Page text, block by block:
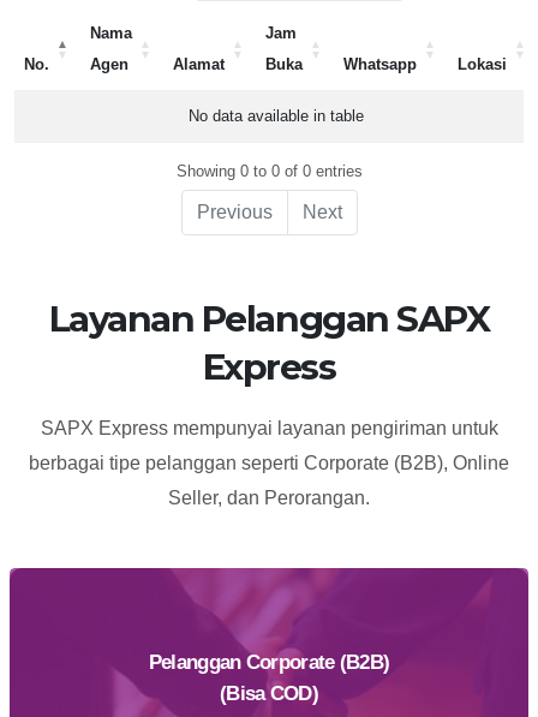
No.
Nama
Agen
Alamat
Jam
Buka
Whatsapp Lokasi
Alamat
Jam
Whatsapp
No data available in table
Showing 0 to 0 of 0 entries
Previous Next
Layanan Pelanggan SAPX
Express
SAPX Express mempunyai layanan pengiriman untuk
berbagai tipe pelanggan seperti Corporate (B2B), Online
Seller, dan Perorangan.
Pelanggan Corporate (B2B)
(Bisa COD)